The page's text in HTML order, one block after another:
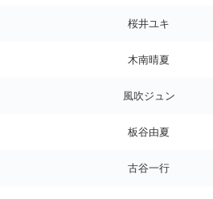
桜井ユキ
木南晴夏
風吹ジュン
板谷由夏
古谷一行